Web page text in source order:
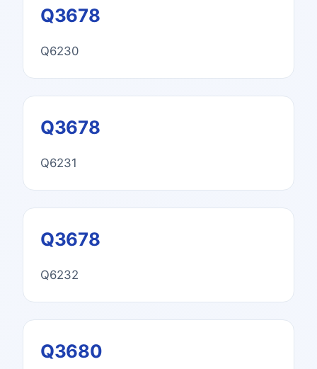
Q3678
Q6230
Q3678
Q6231
Q3678
Q6232
Q3680